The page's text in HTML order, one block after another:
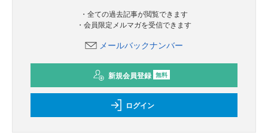
・全ての過去記事が閲覧できます
・会員限定メルマガを受信できます
メールバックナンバー
新規会員登録 無料
ログイン